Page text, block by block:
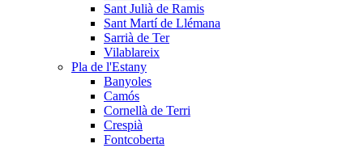
Sant Julià de Ramis
Sant Martí de Llémana
Sarrià de Ter
Vilablareix
Pla de l'Estany
Banyoles
Camós
Cornellà de Terri
Crespià
Fontcoberta